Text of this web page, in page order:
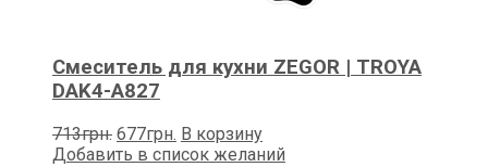
Смеситель для кухни ZEGOR | TROYA
DAK4-А827
713грн. Первоначальная
цена
677грн. Текущая
цена:
В корзину
Добавить в список желаний